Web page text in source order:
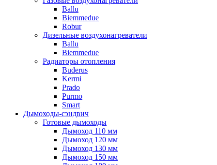
Ballu
Biemmedue
Robur
Дизельные воздухонагреватели
Ballu
Biemmedue
Радиаторы отопления
Buderus
Kermi
Prado
Purmo
Smart
Дымоходы-сэндвич
Готовые дымоходы
Дымоход 110 мм
Дымоход 120 мм
Дымоход 130 мм
Дымоход 150 мм